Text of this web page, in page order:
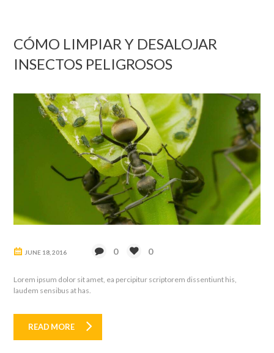
CÓMO LIMPIAR Y DESALOJAR
INSECTOS PELIGROSOS
JUNE 18, 2016 0 0
Lorem ipsum dolor sit amet, ea percipitur scriptorem dissentiunt his,
laudem sensibus at has.
READ MORE